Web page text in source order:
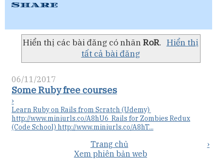
Share
Hiển thị các bài đăng có nhãnRoR. Hiển thị
tất cả bài đăng
06/11/2017
Some Ruby free courses
›
Learn Ruby on Rails from Scratch (Udemy)
http://www.miniurls.co/A8hU6 Rails for Zombies Redux
(Code School) http://www.miniurls.co/A8hT...
›
Trang chủ
Xem phiên bản web